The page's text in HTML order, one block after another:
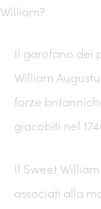
William?
Il garofano dei
William
forze
giacobiti nel
Il Sweet
associati alla